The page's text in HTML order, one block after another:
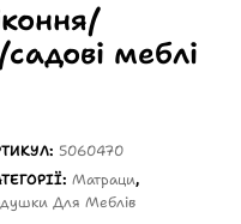
меблі
5060470
Матраци,
Для Меблів